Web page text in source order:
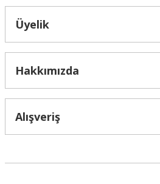
Üyelik
Hakkımızda
Alışveriş